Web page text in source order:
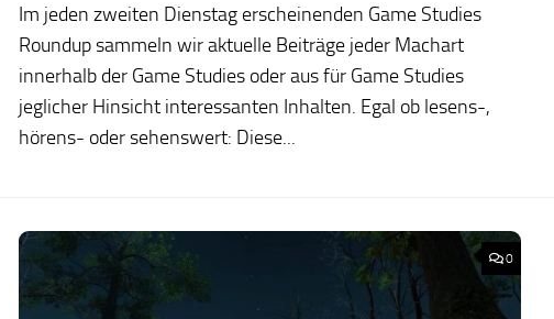
Im jeden zweiten Dienstag erscheinenden Game Studies
Roundup sammeln wir aktuelle Beiträge jeder Machart
innerhalb der Game Studies oder aus für Game Studies
jeglicher Hinsicht interessanten Inhalten. Egal ob lesens-,
hörens- oder sehenswert: Diese...
0